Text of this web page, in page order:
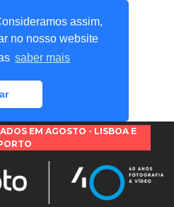
assim,
no nosso website
saber mais
EM AGOSTO - LISBOA E